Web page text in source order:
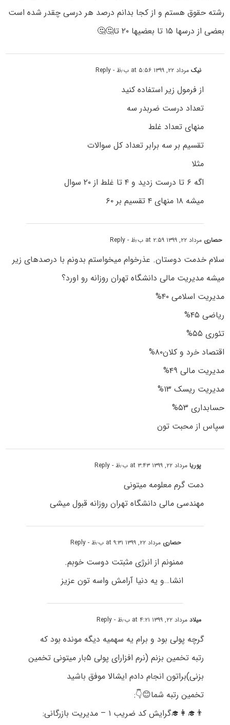
رشته حقوق هستم و از کجا بدانم درصد هر درسی چقدر شده است
بعضی از درسها ۱۵ تا بعضیها ۲۰ تا🤔🤔
نیکمرداد ۲۲, ۱۳۹۹ at ۵:۵۶ ب٫ظ - Reply
از فرمول زیر استفاده کنید
تعداد درست ضربدر سه
منهای تعداد غلط
تقسیم بر سه برابر تعداد کل سوالات
مثلا
اگه ۶ تا درست زدید و ۴ تا غلط از ۲۰ سوال
میشه ۱۸ منهای ۴ تقسیم بر ۶۰
حصاری مرداد ۲۲, ۱۳۹۹ at ۲:۵۹ ب٫ظ - Reply
سلام خدمت دوستان. عذرخوام میخواستم بدونم با درصدهای زیر
میشه مدیریت مالی دانشگاه تهران روزانه رو اورد؟
مدیریت اسلامی ۴۰%
ریاضی ۴۵%
تئوری ۵۵%
اقتصاد خرد و کلان۸۰%
مدیریت مالی ۴۹%
مدیریت ریسک ۱۳%
حسابداری ۵۳%
سپاس از محبت تون
پوریامرداد ۲۲, ۱۳۹۹ at ۳:۴۳ ب٫ظ - Reply
دمت گرم معلومه میتونی
مهندسی مالی دانشگاه تهران روزانه قبول میشی
حصاری مرداد ۲۲, ۱۳۹۹ at ۹:۳۱ ب٫ظ - Reply
ممنونم از انرژی مثبتت دوست خوبم.
انشا…و یه دنیا آرامش واسه تون عزیز
میلادمرداد ۲۲, ۱۳۹۹ at ۴:۲۱ ب٫ظ - Reply
گرچه پولی بود و برام یه سهمیه دیگه مونده بود که
رتبه تخمین بزنم (نرم افزارای پولی ۵بار میتونی تخمین
بزنی)براتون انجام دادم ایشالا موفق باشید
تخمین رتبه شما😊👇:
👨‍🎓👩‍🎓گرایش کد ضریب ۱ – مدیریت بازرگانی: